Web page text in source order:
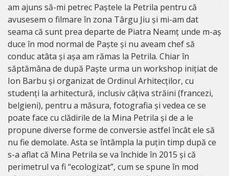
am ajuns să-mi petrec Paștele la Petrila pentru că
avusesem o filmare în zona Târgu Jiu și mi-am dat
seama că sunt prea departe de Piatra Neamț unde m-aș
duce în mod normal de Paște și nu aveam chef să
conduc atâta și așa am rămas la Petrila. Chiar în
săptămâna de după Paște urma un workshop inițiat de
Ion Barbu și organizat de Ordinul Arhitecților, cu
studenți la arhitectură, inclusiv câțiva străini (francezi,
belgieni), pentru a măsura, fotografia și vedea ce se
poate face cu clădirile de la Mina Petrila și de a le
propune diverse forme de conversie astfel încât ele să
nu fie demolate. Asta se întâmpla la puțin timp după ce
s-a aflat că Mina Petrila se va închide în 2015 și că
perimetrul va fi “ecologizat”, cum se spune în mod